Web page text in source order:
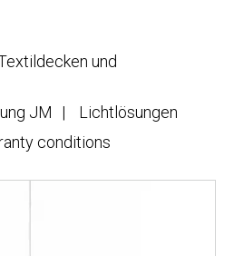
und
JM
Lichtlösungen
conditions